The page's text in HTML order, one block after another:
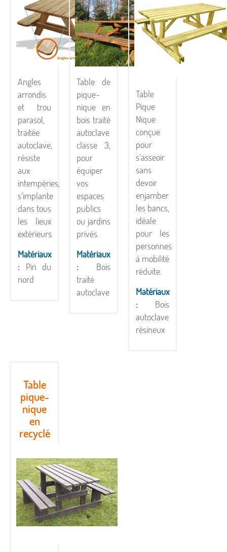
Angles
arrondis
et trou
parasol,
traitée
autoclave,
résiste
aux
intempéries,
s’implante
dans tous
les lieux
extérieurs.
Matériaux
: Pin du
nord
Table de
pique-
nique en
bois traité
autoclave
classe 3,
pour
équiper
vos
espaces
publics
ou jardins
privés.
Matériaux
: Bois
traité
autoclave
Table
Pique
Nique
conçue
pour
s’asseoir
sans
devoir
enjamber
les bancs,
idéale
pour les
personnes
à mobilité
réduite.
Matériaux
:Bois
autoclave
résineux
Table
pique-
nique
en
recyclé